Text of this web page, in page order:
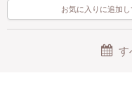
お気に入りに追加
す